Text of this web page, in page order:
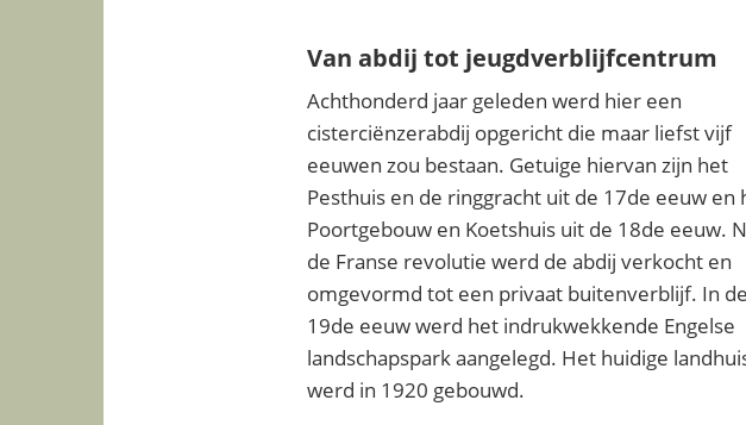
Van abdij tot jeugdverblijfcentrum
Achthonderd jaar geleden werd hier een
cisterciënzerabdij opgericht die maar liefst vijf
eeuwen zou bestaan. Getuige hiervan zijn het
Pesthuis en de ringgracht uit de 17de eeuw en
Poortgebouw en Koetshuis uit de 18de eeuw.
de Franse revolutie werd de abdij verkocht en
omgevormd tot een privaat buitenverblijf. In de
19de eeuw werd het indrukwekkende Engelse
landschapspark aangelegd. Het huidige
werd in 1920 gebouwd.